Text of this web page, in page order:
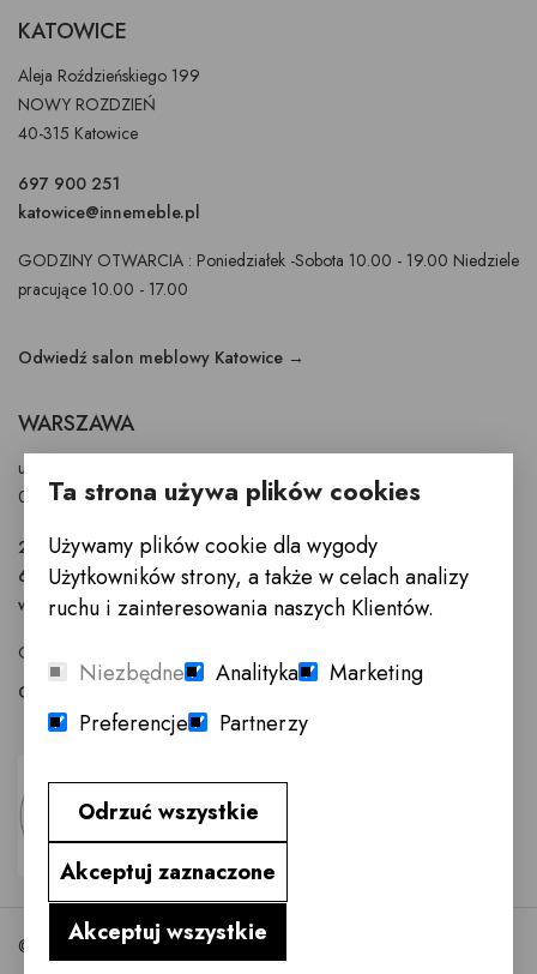
KATOWICE
Aleja Roździeńskiego 199
NOWY ROZDZIEŃ
40-315 Katowice
697 900 251
katowice@innemeble.pl
GODZINY OTWARCIA : Poniedziałek -Sobota 10.00 - 19.00 Niedziele
pracujące 10.00 - 17.00
Odwiedź salon meblowy Katowice →
WARSZAWA
ul. Puławska 326 - budynek Enel-Med
02-819 Warszawa
22 855 40 97
601 777 299
warszawa@innemeble.pl
GODZINY OTWARCIA : Poniedziałek -Sobota 10.00 - 18.00
Odwiedź salon meblowy Warszawa →
©2026 InneMeble.pl
Ta strona używa plików cookies
Używamy plików cookie dla wygody
Użytkowników strony, a także w celach analizy
ruchu i zainteresowania naszych Klientów.
Niezbędne Analityka
Marketing
Preferencje
Partnerzy
Odrzuć wszystkie
Akceptuj zaznaczone
Akceptuj wszystkie